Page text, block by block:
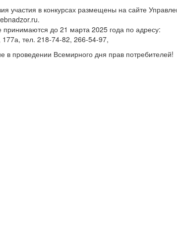
участия в конкурсах размещены на сайте
принимаются до 21 марта 2025 года по адресу:
177а, тел. 218-74-82, 266-54-97,
в проведении Всемирного дня прав потребителей!